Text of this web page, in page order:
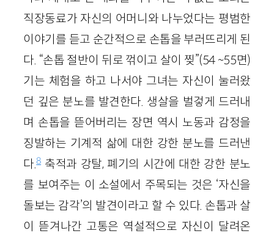
직장동료가 자신의 어머니와 나누었다는 평범한
이야기를 듣고 순간적으로 손톱을 부러뜨리게 된
다. “손톱 절반이 뒤로 꺾이고 살이 찢”(54 ~55면)
기는 체험을 하고 나서야 그녀는 자신이 눌러왔
던 깊은 분노를 발견한다. 생살을 벌겋게 드러내
며 손톱을 뜯어버리는 장면 역시 노동과 감정을
징발하는 기계적 삶에 대한 강한 분노를 드러낸
다.8 축적과 강탈, 폐기의 시간에 대한 강한 분노
를 보여주는 이 소설에서 주목되는 것은 ‘자신을
돌보는 감각’의 발견이라고 할 수 있다. 손톱과 살
이 뜯겨나간 고통은 역설적으로 자신이 달려온